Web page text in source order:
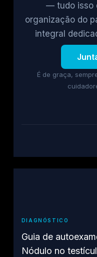
— tudo isso
organização do
integral
É de graça,
DIAGNÓSTICO
Guia de
Nódulo no